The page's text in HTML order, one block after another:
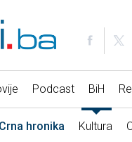
Podcast BiH
Crna hronika Kultura